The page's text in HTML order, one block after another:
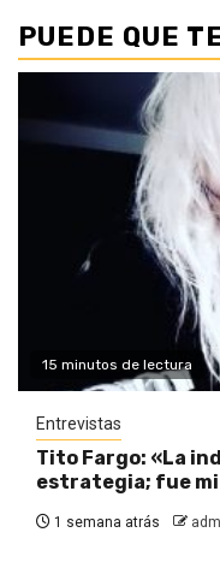
PUEDE QUE
15 minutos de lectura
Entrevistas
Tito Fargo: «La
estrategia; fue
1 semana atrás